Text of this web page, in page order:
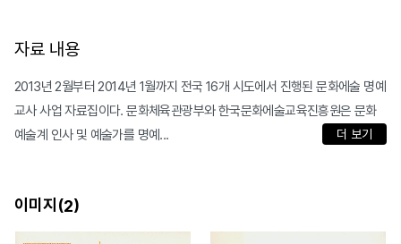
자료 내용
2013년 2월부터 2014년 1월까지 전국 16개 시도에서 진행된 문화에술 명예
교사 사업 자료집이다. 문화체육관광부와 한국문화에술교육진흥원은 문화
예술계 인사 및 예술가를 명예...
더 보기
이미지(2)